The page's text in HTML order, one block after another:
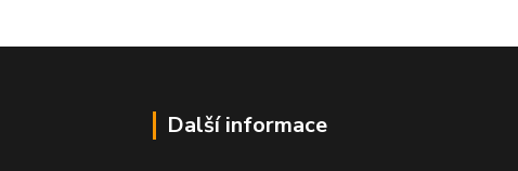
Další informace